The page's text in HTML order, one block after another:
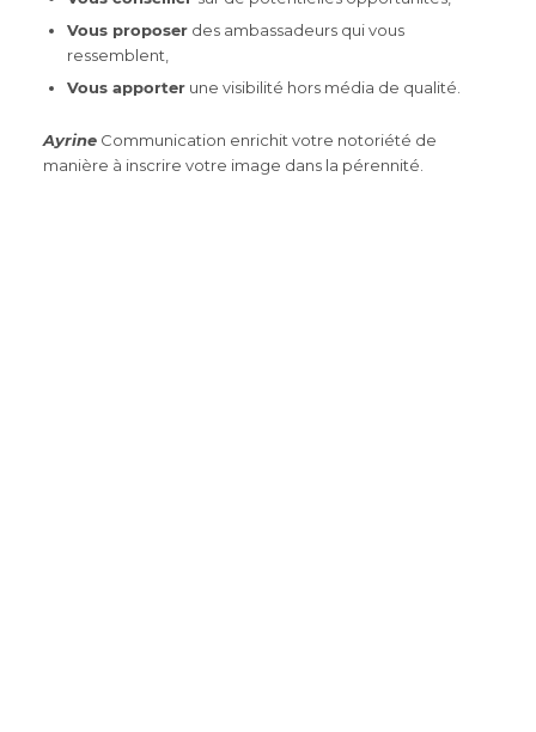
Vous proposerdes ambassadeurs qui vous
ressemblent,
Vous apporterune visibilité hors média de qualité.
AyrineCommunication enrichit votre notoriété de
manière à inscrire votre image dans la pérennité.